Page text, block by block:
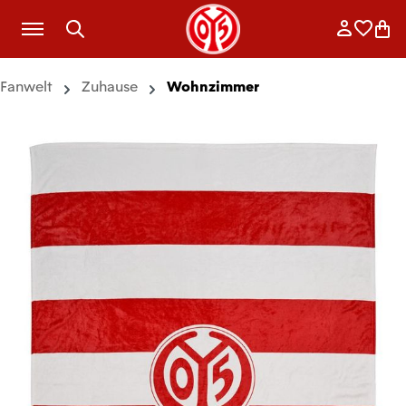
Zum Hauptinhalt springen
Fanwelt Zuhause Wohnzimmer